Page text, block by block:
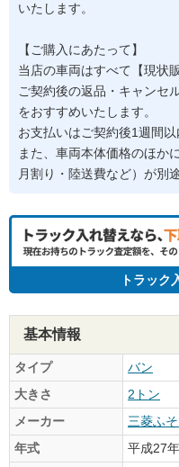
いたします。
【ご購入にあたって】
当店の車両はすべて【現状
ご契約後の返品・キャンセ
をおすすめいたします。
お支払いはご契約後1週間以
また、車両本体価格のほか
月割り・陸送費など）が別
トラック
基本情報
タイプ
バン
大きさ
2トン
メーカー
三菱ふそ
年式
平成27